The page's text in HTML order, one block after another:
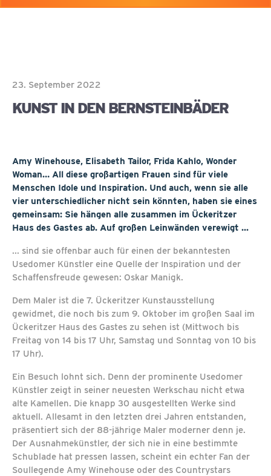
23. September 2022
KUNST IN DEN BERNSTEINBÄDER
Amy Winehouse, Elisabeth Tailor, Frida Kahlo, Wonder
Woman… All diese großartigen Frauen sind für viele
Menschen Idole und Inspiration. Und auch, wenn sie alle
vier unterschiedlicher nicht sein könnten, haben sie eines
gemeinsam: Sie hängen alle zusammen im Ückeritzer
Haus des Gastes ab. Auf großen Leinwänden verewigt ...
... sind sie offenbar auch für einen der bekanntesten
Usedomer Künstler eine Quelle der Inspiration und der
Schaffensfreude gewesen: Oskar Manigk.
Dem Maler ist die 7. Ückeritzer Kunstausstellung
gewidmet, die noch bis zum 9. Oktober im großen Saal im
Ückeritzer Haus des Gastes zu sehen ist (Mittwoch bis
Freitag von 14 bis 17 Uhr, Samstag und Sonntag von 10 bis
17 Uhr).
Ein Besuch lohnt sich. Denn der prominente Usedomer
Künstler zeigt in seiner neuesten Werkschau nicht etwa
alte Kamellen. Die knapp 30 ausgestellten Werke sind
aktuell. Allesamt in den letzten drei Jahren entstanden,
präsentiert sich der 88-jährige Maler moderner denn je.
Der Ausnahmekünstler, der sich nie in eine bestimmte
Schublade hat pressen lassen, scheint ein echter Fan der
Soullegende Amy Winehouse oder des Countrystars